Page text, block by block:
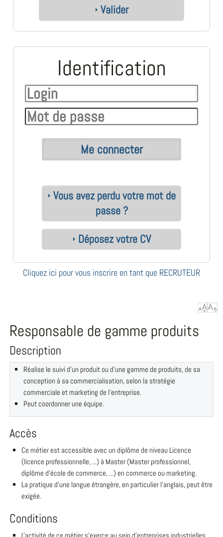
Valider
Identification
Vous avez perdu votre mot de
passe ?
Déposez votre CV
Cliquez ici pour vous inscrire en tant que RECRUTEUR
Responsable de gamme produits
Description
Réalise le suivi d'un produit ou d'une gamme de produits, de sa
conception à sa commercialisation, selon la stratégie
commerciale et marketing de l'entreprise.
Peut coordonner une équipe.
Accès
Ce métier est accessible avec un diplôme de niveau Licence
(licence professionnelle, ...) à Master (Master professionnel,
diplôme d'école de commerce, ...) en commerce ou marketing.
La pratique d'une langue étrangère, en particulier l'anglais, peut être
exigée.
Conditions